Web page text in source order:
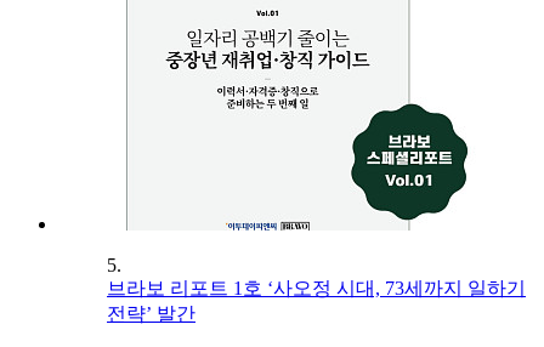
5.
브라보 리포트 1호 ‘사오정 시대, 73세까지 일하기
전략’ 발간